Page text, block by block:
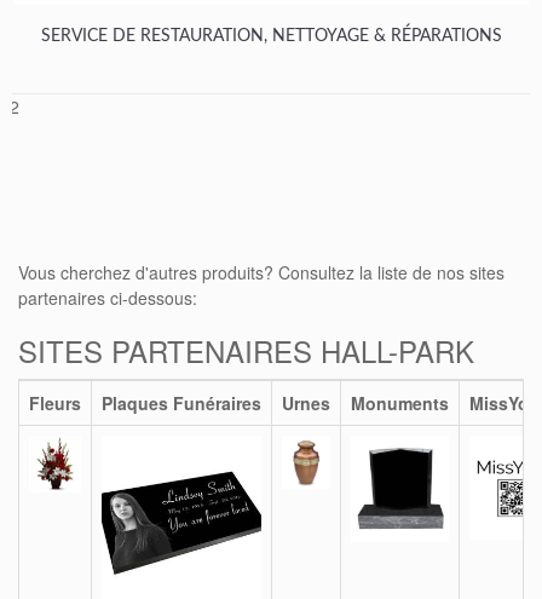
SERVICE DE RESTAURATION, NETTOYAGE & RÉPARATIONS
2
Vous cherchez d'autres produits? Consultez la liste de nos sites
partenaires ci-dessous:
SITES PARTENAIRES HALL-PARK
Fleurs Plaques Funéraires Urnes Monuments